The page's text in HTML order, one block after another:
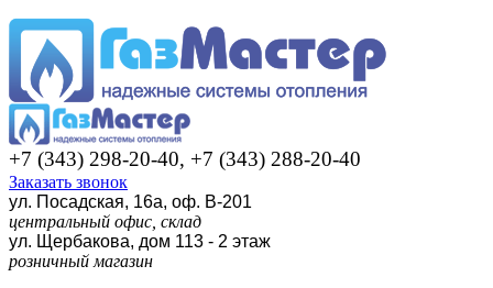
+7 (343) 298-20-40, +7 (343) 288-20-40
Заказать звонок
ул. Посадская, 16а, оф. В-201
центральный офис, склад
ул. Щербакова, дом 113 - 2 этаж
розничный магазин